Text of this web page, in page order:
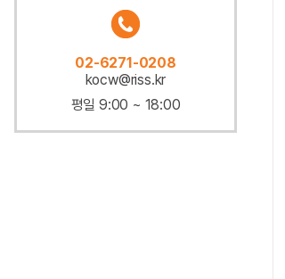
02-6271-0208
kocw@riss.kr
평일 9:00 ~ 18:00